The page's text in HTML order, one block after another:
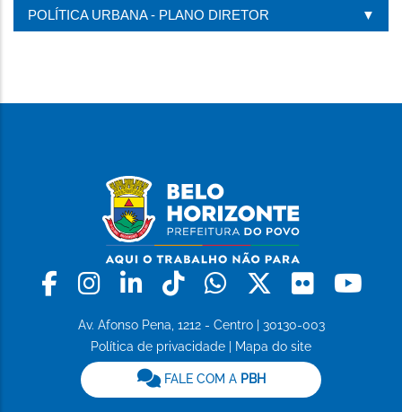
POLÍTICA URBANA - PLANO DIRETOR
Facebook
Instagram
LinkedinTiktokWhatsapp
X Flickr
Av. Afonso Pena, 1212 - Centro | 30130-003
Política de privacidade
Mapa do site
FALE COM A PBH